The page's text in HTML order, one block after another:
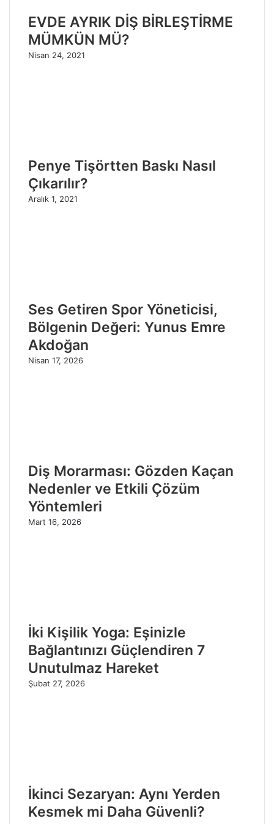
EVDE AYRIK DİŞ BİRLEŞTİRME
MÜMKÜN MÜ?
Nisan 24, 2021
Penye Tişörtten Baskı Nasıl
Çıkarılır?
Aralık 1, 2021
Ses Getiren Spor Yöneticisi,
Bölgenin Değeri: Yunus Emre
Akdoğan
Nisan 17, 2026
Diş Morarması: Gözden Kaçan
Nedenler ve Etkili Çözüm
Yöntemleri
Mart 16, 2026
İki Kişilik Yoga: Eşinizle
Bağlantınızı Güçlendiren 7
Unutulmaz Hareket
Şubat 27, 2026
İkinci Sezaryan: Aynı Yerden
Kesmek mi Daha Güvenli?